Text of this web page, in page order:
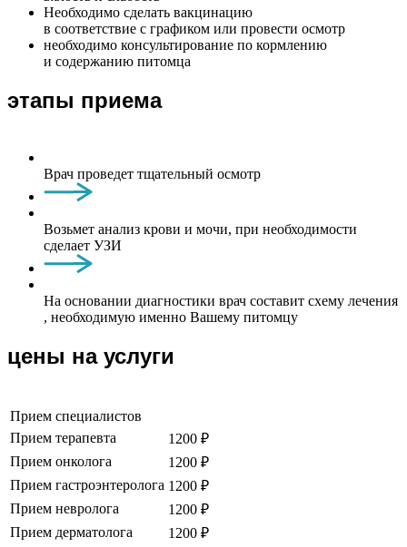
Необходимо сделать вакцинацию
в соответствие с графиком или провести осмотр
необходимо консультирование по кормлению
и содержанию питомца
этапы приема
Врач проведет тщательный осмотр
Возьмет анализ крови и мочи, при необходимости
сделает УЗИ
На основании диагностики врач составит схему лечения
, необходимую именно Вашему питомцу
цены на услуги
Прием специалистов
Прием терапевта
1200 ₽
Прием онколога
1200 ₽
Прием гастроэнтеролога 1200 ₽
Прием невролога
1200 ₽
Прием дерматолога
1200 ₽